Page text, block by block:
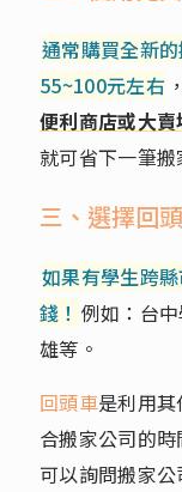
通常購買全新
55~100元左右
便利商店或大賣
就可省下一筆搬
三、選擇回
如果有學生跨
錢！ 例如：台
雄等。
回頭車是利用
合搬家公司的時
可以詢問搬家